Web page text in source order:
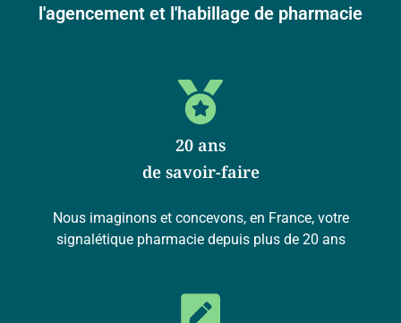
l'agencement et l'habillage de pharmacie
20 ans
de savoir-faire
Nous imaginons et concevons, en France, votre
signalétique pharmacie depuis plus de 20 ans